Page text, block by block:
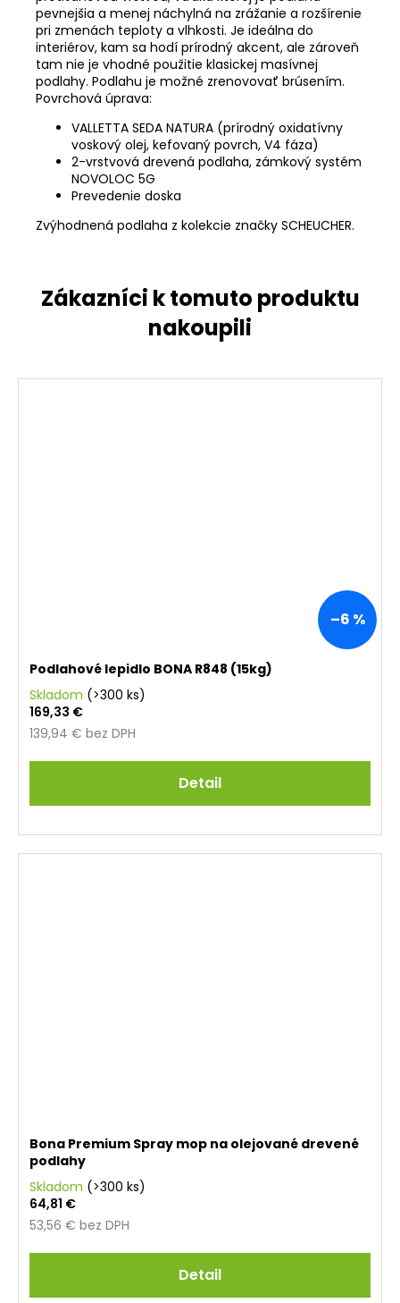
pevnejšia a menej náchylná na zrážanie a rozšírenie
pri zmenách teploty a vlhkosti. Je ideálna do
interiérov, kam sa hodí prírodný akcent, ale zároveň
tam nie je vhodné použitie klasickej masívnej
podlahy. Podlahu je možné zrenovovať brúsením.
Povrchová úprava:
VALLETTA SEDA NATURA (prírodný oxidatívny
voskový olej, kefovaný povrch, V4 fáza)
2-vrstvová drevená podlaha, zámkový systém
NOVOLOC 5G
Prevedenie doska
Zvýhodnená podlaha z kolekcie značky SCHEUCHER.
–6 %
Podlahové lepidlo BONA R848 (15kg)
Skladom (>300 ks)
139,94 € bez DPH
169,33 €
Detail
Bona Premium Spray mop na olejované drevené
podlahy
Skladom (>300 ks)
53,56 € bez DPH
64,81 €
Detail